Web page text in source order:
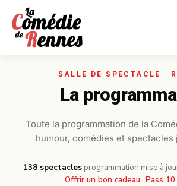
Passer au contenu principal
La
Toute la programmation de la
humour, comédies et spectacles
138 spectacles· programmation mise à
Offrir un bon cadeau · Pass